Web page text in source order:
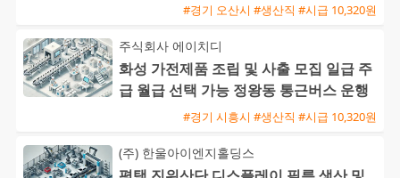
#경기 오산시 #생산직 #시급 10,320원
주식회사 에이치디
화성 가전제품 조립 및 사출 모집 일급 주
급 월급 선택 가능 정왕동 통근버스 운행
#경기 시흥시 #생산직 #시급 10,320원
(주) 한울아이엔지홀딩스